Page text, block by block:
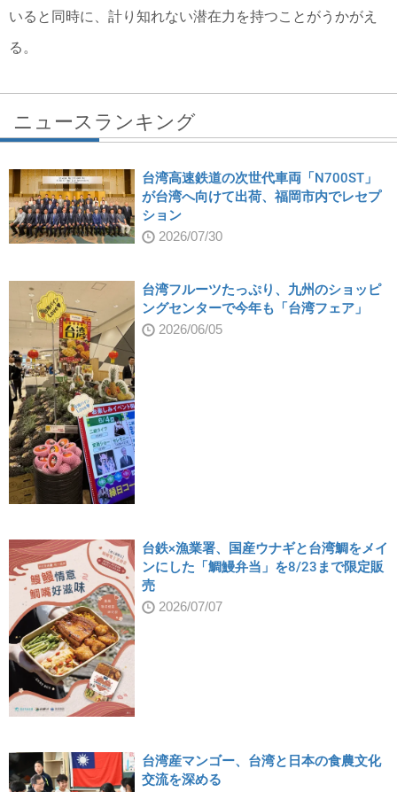
いると同時に、計り知れない潜在力を持つことがうかがえ
る。
ニュースランキング
台湾高速鉄道の次世代車両「N700ST」
が台湾へ向けて出荷、福岡市内でレセプ
ション
2026/07/30
台湾フルーツたっぷり、九州のショッピ
ングセンターで今年も「台湾フェア」
2026/06/05
台鉄×漁業署、国産ウナギと台湾鯛をメイ
ンにした「鯛鰻弁当」を8/23まで限定販
売
2026/07/07
台湾産マンゴー、台湾と日本の食農文化
交流を深める